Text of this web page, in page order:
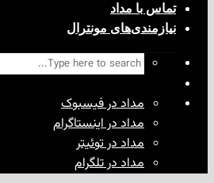
تماس با مداد
نیازمندی‌های مونترال
مداد در فیسبوک
مداد در اینستاگرام
مداد در توئیتر
مداد در تلگرام